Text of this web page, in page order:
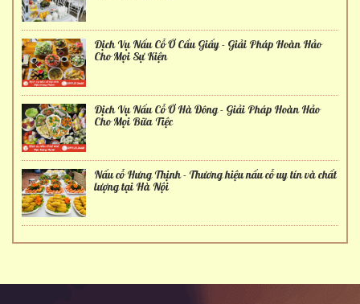
Dịch Vụ Nấu Cỗ Ở Cầu Giấy - Giải Pháp Hoàn Hảo
Cho Mọi Sự Kiện
Dịch Vụ Nấu Cỗ Ở Hà Đông - Giải Pháp Hoàn Hảo
Cho Mọi Bữa Tiệc
Nấu cỗ Hưng Thịnh - Thương hiệu nấu cỗ uy tín và chất
lượng tại Hà Nội